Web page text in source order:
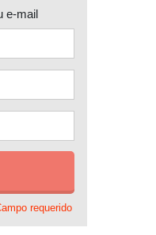
e-mail
requerido